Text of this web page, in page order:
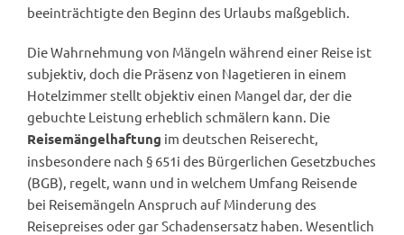
beeinträchtigte den Beginn des Urlaubs maßgeblich.
Die Wahrnehmung von Mängeln während einer Reise ist
subjektiv, doch die Präsenz von Nagetieren in einem
Hotelzimmer stellt objektiv einen Mangel dar, der die
gebuchte Leistung erheblich schmälern kann. Die
Reisemängelhaftung im deutschen Reiserecht,
insbesondere nach § 651i des Bürgerlichen Gesetzbuches
(BGB), regelt, wann und in welchem Umfang Reisende
bei Reisemängeln Anspruch auf Minderung des
Reisepreises oder gar Schadensersatz haben. Wesentlich